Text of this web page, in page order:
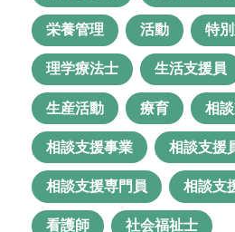
困った行動
地域生活 地
夫婦で勤務
子どもの成長
実習 年間行
支援級 放課
栄養管理 活動 特
理学療法士 生活支援員
生産活動 療育 相
相談支援事業 相談支援
相談支援専門員 相談支
看護師 社会福祉士